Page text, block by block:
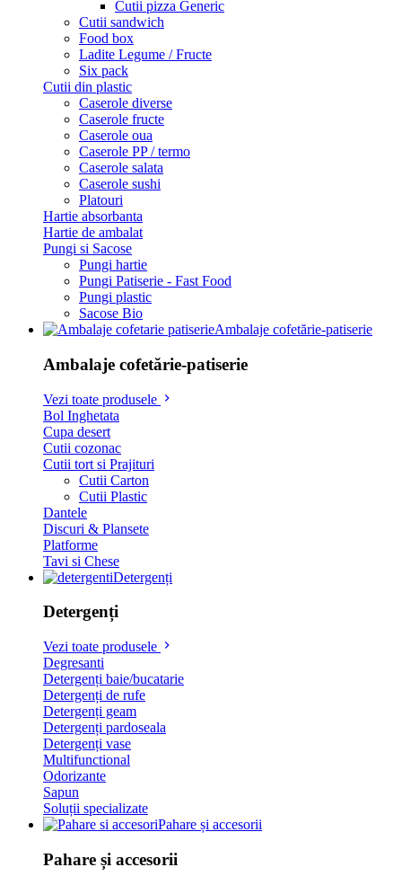
Cutii pizza Generic
Cutii sandwich
Food box
Ladite Legume / Fructe
Six pack
Cutii din plastic
Caserole diverse
Caserole fructe
Caserole oua
Caserole PP / termo
Caserole salata
Caserole sushi
Platouri
Hartie absorbanta
Hartie de ambalat
Pungi si Sacose
Pungi hartie
Pungi Patiserie - Fast Food
Pungi plastic
Sacose Bio
Ambalaje cofetărie-patiserie
Ambalaje cofetărie-patiserie
Vezi toate produsele
Bol Inghetata
Cupa desert
Cutii cozonac
Cutii tort si Prajituri
Cutii Carton
Cutii Plastic
Dantele
Discuri & Plansete
Platforme
Tavi si Chese
Detergenți
Detergenți
Vezi toate produsele
Degresanti
Detergenți baie/bucatarie
Detergenți de rufe
Detergenți geam
Detergenți pardoseala
Detergenți vase
Multifunctional
Odorizante
Sapun
Soluții specializate
Pahare și accesorii
Pahare și accesorii